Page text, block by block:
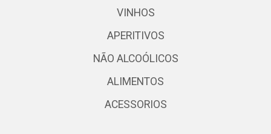
VINHOS
APERITIVOS
NÃO ALCOÓLICOS
ALIMENTOS
ACESSORIOS